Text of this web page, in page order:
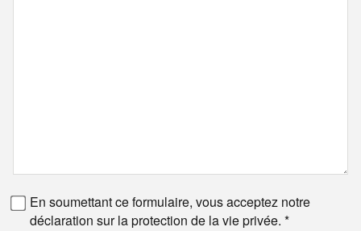
En soumettant ce formulaire, vous acceptez notre
déclaration sur la protection de la vie privée.